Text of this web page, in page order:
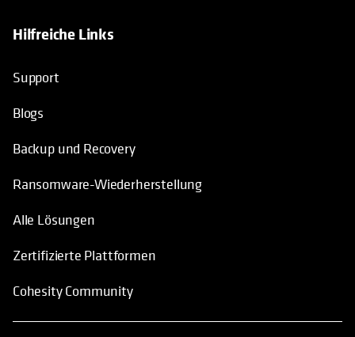
Hilfreiche Links
Support
Blogs
Backup und Recovery
Ransomware-Wiederherstellung
Alle Lösungen
Zertifizierte Plattformen
Cohesity Community